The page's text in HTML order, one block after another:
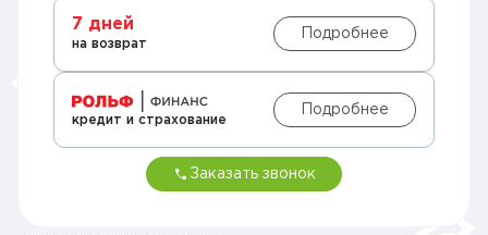
7 дней
на возврат
Подробнее
кредит и страхование
Подробнее
Заказать звонок